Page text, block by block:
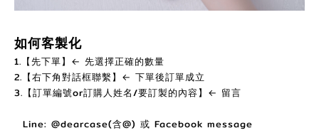
如何客製化
1.【先下單】← 先選擇正確的數量
2.【右下角對話框聯繫】← 下單後訂單成立
3.【訂單編號or訂購人姓名/要訂製的內容】← 留言
Line: @dearcase(含@) 或 Facebook message